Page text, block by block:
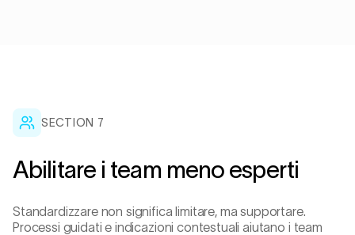
SECTION 7
Abilitare i team meno esperti
Standardizzare non significa limitare, ma supportare.
Processi guidati e indicazioni contestuali aiutano i team